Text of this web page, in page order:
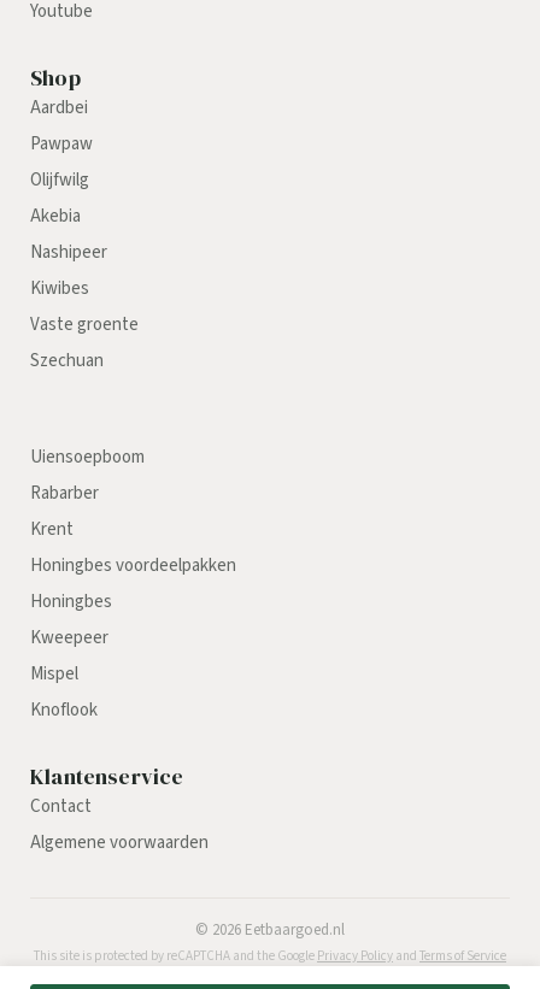
Youtube
Shop
Aardbei
Pawpaw
Olijfwilg
Akebia
Nashipeer
Kiwibes
Vaste groente
Szechuan
Uiensoepboom
Rabarber
Krent
Honingbes voordeelpakken
Honingbes
Kweepeer
Mispel
Knoflook
Klantenservice
Contact
Algemene voorwaarden
© 2026 Eetbaargoed.nl
This site is protected by reCAPTCHA and the Google Privacy Policy and Terms of Service
apply.